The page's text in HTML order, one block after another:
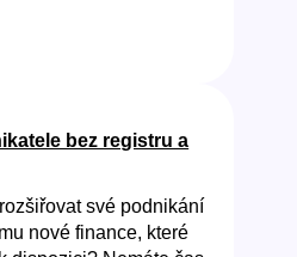
bez registru a
své podnikání
nové finance, které